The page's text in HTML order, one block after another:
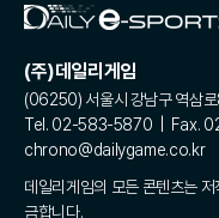
(주)데일리게임
(06250) 서울시 강남구 역삼
Tel. 02-583-5870 | Fax.
chrono@dailygame.co.kr
데일리게임의 모든 콘텐츠는
금합니다.